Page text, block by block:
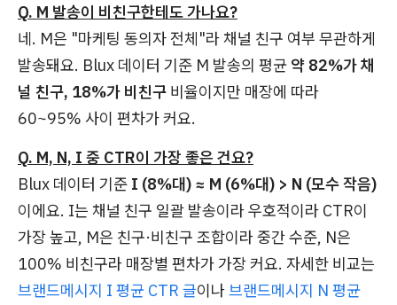
Q. M 발송이 비친구한테도 가나요?
네. M은 "마케팅 동의자 전체"라 채널 친구 여부 무관하게
발송돼요. Blux 데이터 기준 M 발송의 평균 약 82%가 채
널 친구, 18%가 비친구 비율이지만 매장에 따라
60~95% 사이 편차가 커요.
Q. M, N, I 중 CTR이 가장 좋은 건요?
Blux 데이터 기준 I (8%대) ≈ M (6%대) > N (모수 작음)
이에요. I는 채널 친구 일괄 발송이라 우호적이라 CTR이
가장 높고, M은 친구·비친구 조합이라 중간 수준, N은
100% 비친구라 매장별 편차가 가장 커요. 자세한 비교는
브랜드메시지 I 평균 CTR 글이나브랜드메시지 N 평균